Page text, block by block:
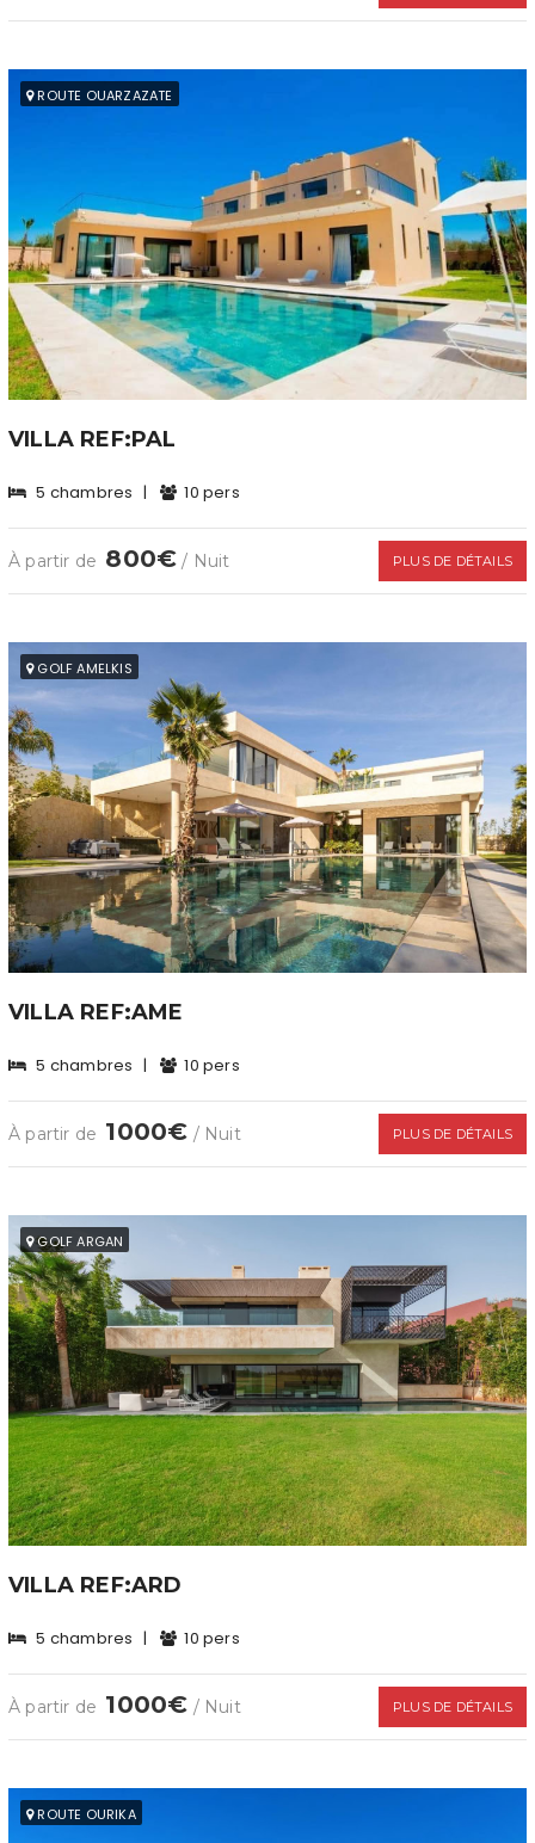
ROUTE OUARZAZATE
VILLA REF:PAL
5 chambres | 10 pers
À partir de 800€ / Nuit PLUS DE DÉTAILS
GOLF AMELKIS
VILLA REF:AME
5 chambres | 10 pers
À partir de 1000€ / Nuit PLUS DE DÉTAILS
GOLF ARGAN
VILLA REF:ARD
5 chambres | 10 pers
À partir de 1000€ / Nuit PLUS DE DÉTAILS
ROUTE OURIKA